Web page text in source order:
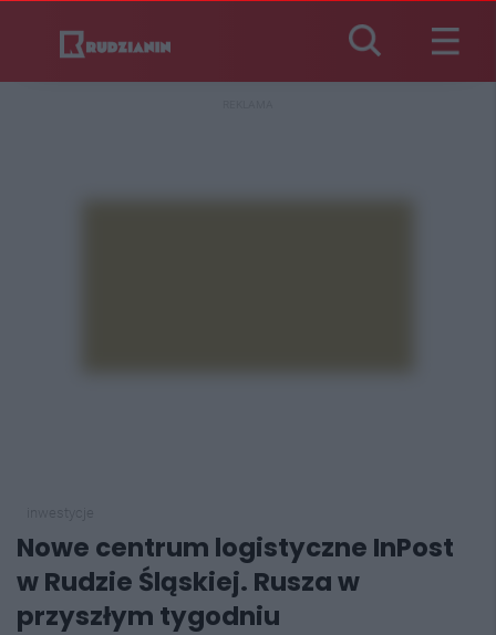
Nowe centrum logistyczne InPost
w Rudzie Śląskiej. Rusza w
przyszłym tygodniu